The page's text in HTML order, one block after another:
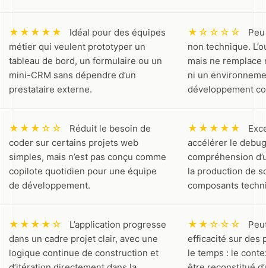
★★★★★
Idéal pour des équipes
métier qui veulent prototyper un
tableau de bord, un formulaire ou un
mini-CRM sans dépendre d’un
prestataire externe.
★☆☆☆☆
non technique.
mais ne
ni un
développement
★★★☆☆
Réduit le besoin de
coder sur certains projets web
simples, mais n’est pas conçu comme
copilote quotidien pour une équipe
de développement.
★★★★★
accélérer le
compréhension
la production de
composants
★★★★☆
L’application progresse
dans un cadre projet clair, avec une
logique continue de construction et
★★☆☆☆
efficacité sur des
le temps : le